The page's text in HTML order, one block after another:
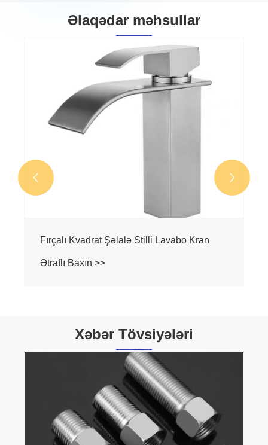
Əlaqədar məhsullar
Fırçalı Kvadrat Şəlalə Stilli Lavabo Kran
Ətraflı Baxın >>
 
Xəbər Tövsiyələri